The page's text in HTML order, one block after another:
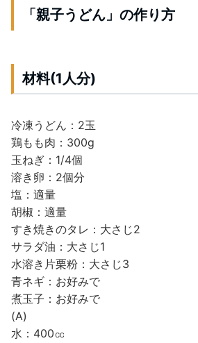
「親子うどん」の作り方
材料(1人分)
冷凍うどん：2玉
鶏もも肉：300g
玉ねぎ：1/4個
溶き卵：2個分
塩：適量
胡椒：適量
すき焼きのタレ：大さじ2
サラダ油：大さじ1
水溶き片栗粉：大さじ3
青ネギ：お好みで
煮玉子：お好みで
(A)
水：400㏄